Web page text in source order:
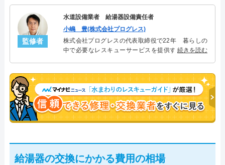
監修者
水道設備業者 給湯器設備責任者
小嶋 豊(株式会社プログレス)
株式会社プログレスの代表取締役で22年 暮らしの
中で必要なレスキューサービスを提供する株式会社
決。多くのお客様に信頼される「給湯器」のスペシ
ャリスト。
続きを読む
給湯器の交換にかかる費用の相場